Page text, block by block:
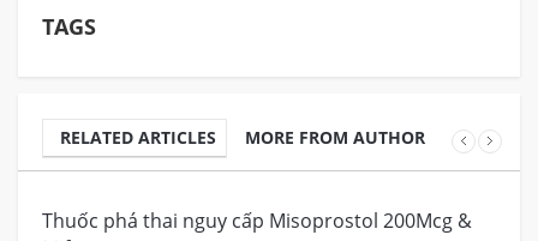
TAGS
RELATED ARTICLES MORE FROM AUTHOR
Thuốc phá thai nguy cấp Misoprostol 200Mcg &